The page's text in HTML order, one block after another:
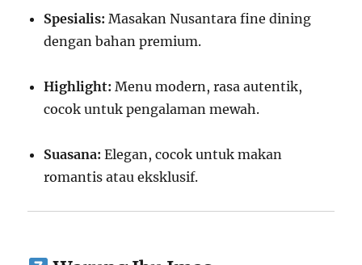
Spesialis: Masakan Nusantara fine dining
dengan bahan premium.
Highlight: Menu modern, rasa autentik,
cocok untuk pengalaman mewah.
Suasana: Elegan, cocok untuk makan
romantis atau eksklusif.